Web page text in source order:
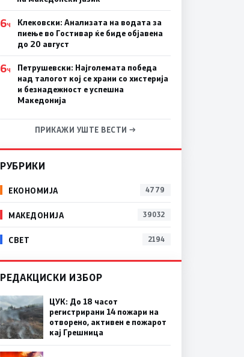
6Ч
Клековски: Анализата на водата за
пиење во Гостивар ќе биде објавена
до 20 август
6Ч
Петрушевски: Најголемата победа
над талогот кој се храни со хистерија
и безнадежност е успешна
Македонија
ПРИКАЖИ УШТЕ ВЕСТИ →
РУБРИКИ
ЕКОНОМИЈА 4779
МАКЕДОНИЈА 39032
СВЕТ 2194
РЕДАКЦИСКИ ИЗБОР
ЦУК: До 18 часот
регистрирани 14 пожари на
отворено, активен е пожарот
кај Грешница